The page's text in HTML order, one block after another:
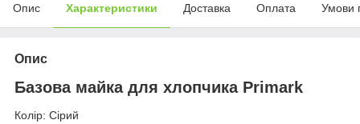
Опис Характеристики Доставка Оплата Умови
Опис
Базова майка для хлопчика Primark
Колір: Сірий